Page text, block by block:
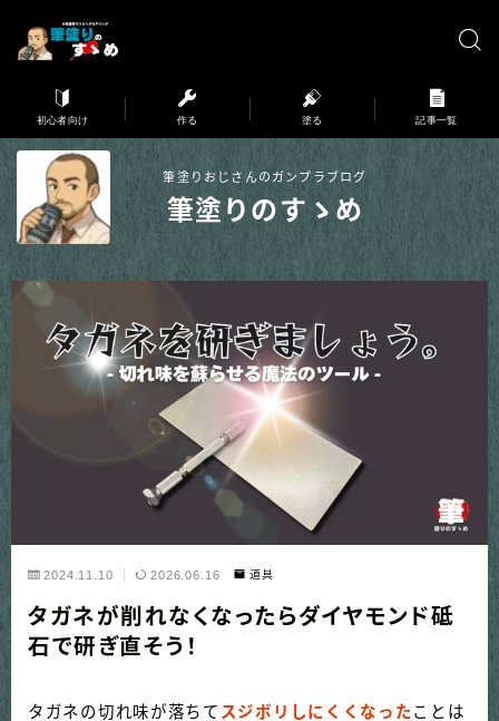
初心者向け 作る 塗る 記事一覧
※弊サイトはアフィリエイト広告を利用しています。
筆塗りおじさんのガンプラブログ
筆塗りのすゝめ
2024.11.10 2026.06.16 道具
タガネが削れなくなったらダイヤモンド砥
石で研ぎ直そう！
タガネの切れ味が落ちて スジボリしにくくなった ことは